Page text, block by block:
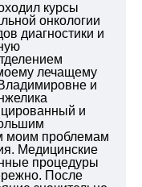
курсы
онкологии
диагностики и
лечащему
и
и
моим проблемам
Медицинские
процедуры
После